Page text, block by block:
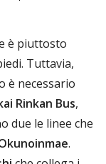
è piuttosto
Tuttavia,
è necessario
Rinkan Bus,
due le linee che
.